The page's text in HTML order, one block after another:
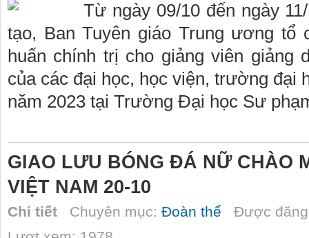
Từ ngày 09/10 đến ngày
tạo, Ban Tuyên giáo Trung ương tổ
huấn chính trị cho giảng viên giảng
của các đại học, học viện, trường đại
năm 2023 tại Trường Đại học Sư
GIAO LƯU BÓNG ĐÁ NỮ CHÀO
VIỆT NAM 20-10
Chi tiết Chuyên mục: Đoàn thể Được